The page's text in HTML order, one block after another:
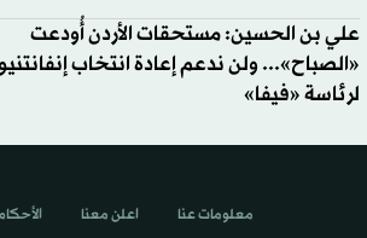
علي بن الحسين: مستحقات الأردن أُودعت
«الصباح»... ولن ندعم إعادة انتخاب إنفانتنيو
لرئاسة «فيفا»
معلومات عنا اعلن معنا